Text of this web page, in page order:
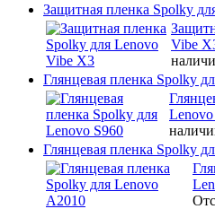
Защитная пленка Spolky
Vibe
Глянцевая пленка Spolky
Глянцевая пленка Spolky